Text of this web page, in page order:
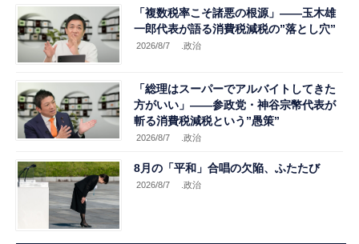
「複数税率こそ諸悪の根源」――玉木雄
一郎代表が語る消費税減税の”落とし穴”
2026/8/7 .政治
「総理はスーパーでアルバイトしてきた
方がいい」――参政党・神谷宗幣代表が
斬る消費税減税という”愚策”
2026/8/7 .政治
8月の「平和」合唱の欠陥、ふたたび
2026/8/7 .政治